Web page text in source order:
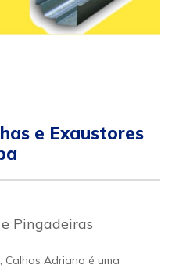
e Exaustores
Pingadeiras
Calhas Adriano é uma